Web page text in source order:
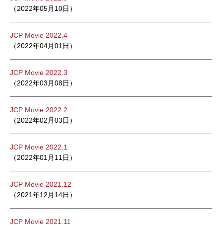
（2022年05月10日）
JCP Movie 2022.4
（2022年04月01日）
JCP Movie 2022.3
（2022年03月08日）
JCP Movie 2022.2
（2022年02月03日）
JCP Movie 2022.1
（2022年01月11日）
JCP Movie 2021.12
（2021年12月14日）
JCP Movie 2021.11